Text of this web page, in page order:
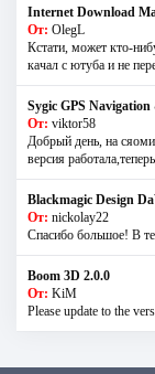
Internet Download
От: OlegL
Кстати, может кто-
качал с ютуба и не
Sygic GPS
От: viktor58
Добрый день, на
версия
Blackmagic Design
От: nickolay22
Спасибо большое! В
Boom 3D 2.0.0
От: KiM
Please update to the